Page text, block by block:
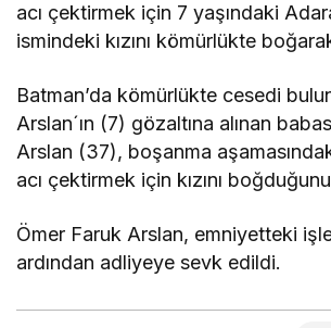
acı çektirmek için 7 yaşındaki
ismindeki kızını kömürlükte
Batman’da kömürlükte cesedi
Arslan´ın (7) gözaltına alınan
Arslan (37), boşanma
acı çektirmek için kızını
Ömer Faruk Arslan, emniyetteki
ardından adliyeye sevk edildi.